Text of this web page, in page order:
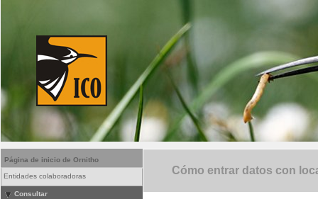
Página de inicio de Ornitho
Entidades colaboradoras
Consultar
Cómo entrar datos con